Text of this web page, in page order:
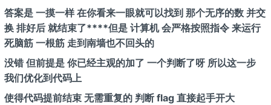
答案是 一摸一样 在你看来一眼就可以找到 那个无序的数 并交
换 排好后 就结束了****但是 计算机 会严格按照指令 来运行
死脑筋 一根筋 走到南墙也不回头的
没错 但前提是 你已经主观的加了 一个判断了呀 所以这一步
我们优化到代码上
使得代码提前结束 无需重复的 判断 flag 直接起手开大